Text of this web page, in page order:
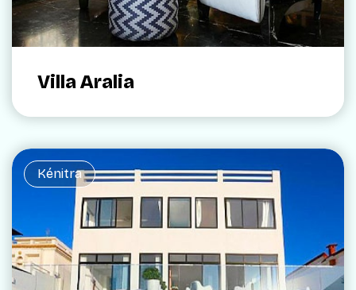
Villa Aralia
Kénitra